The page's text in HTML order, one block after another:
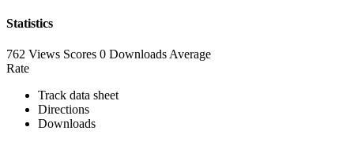
Statistics
762 Views Scores 0 Downloads Average
Rate
Track data sheet
Directions
Downloads